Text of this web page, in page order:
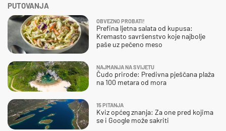
PUTOVANJA
OBVEZNO PROBATI!
Prefina ljetna salata od kupusa:
Kremasto savršenstvo koje najbolje
paše uz pečeno meso
NAJMANJA NA SVIJETU
Čudo prirode: Predivna pješčana plaža
na 100 metara od mora
15 PITANJA
Kviz općeg znanja: Za one pred kojima
se i Google može sakriti